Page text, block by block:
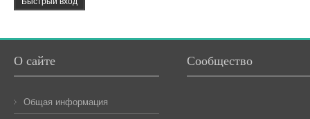
О сайте
Общая информация
Сообщество